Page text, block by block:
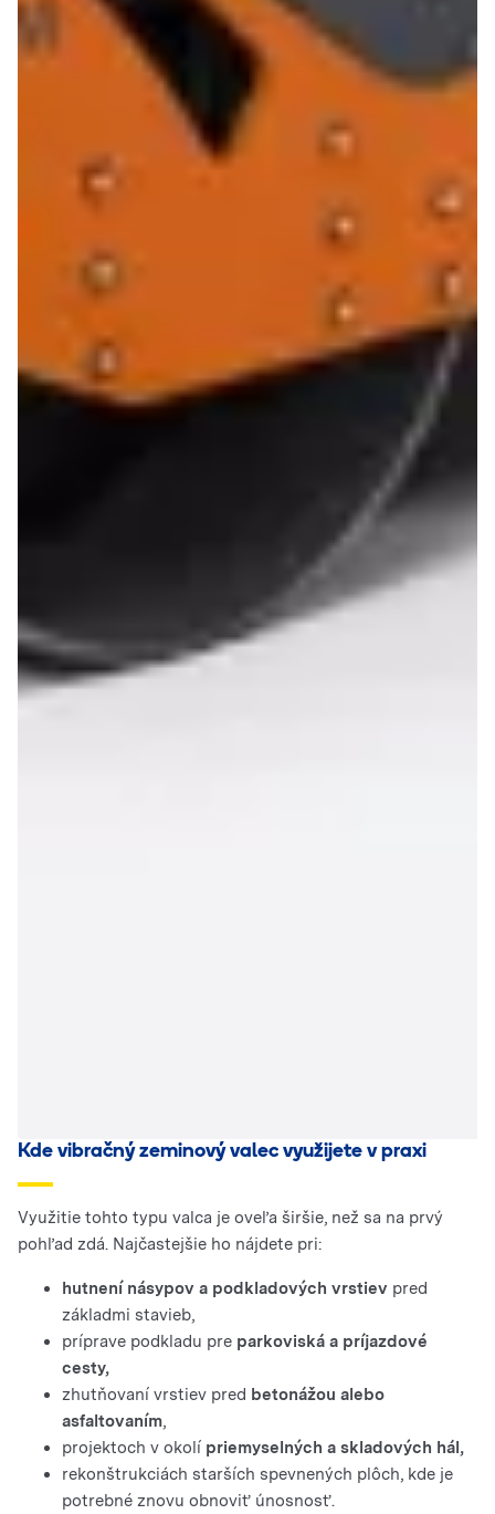
Kde vibračný zeminový valec využijete v praxi
Využitie tohto typu valca je oveľa širšie, než sa na prvý
pohľad zdá. Najčastejšie ho nájdete pri:
hutnení násypov a podkladových vrstiev pred
základmi stavieb,
príprave podkladu pre parkoviská a príjazdové
cesty,
zhutňovaní vrstiev pred betonážou alebo
asfaltovaním,
projektoch v okolí priemyselných a skladových hál,
rekonštrukciách starších spevnených plôch, kde je
potrebné znovu obnoviť únosnosť.